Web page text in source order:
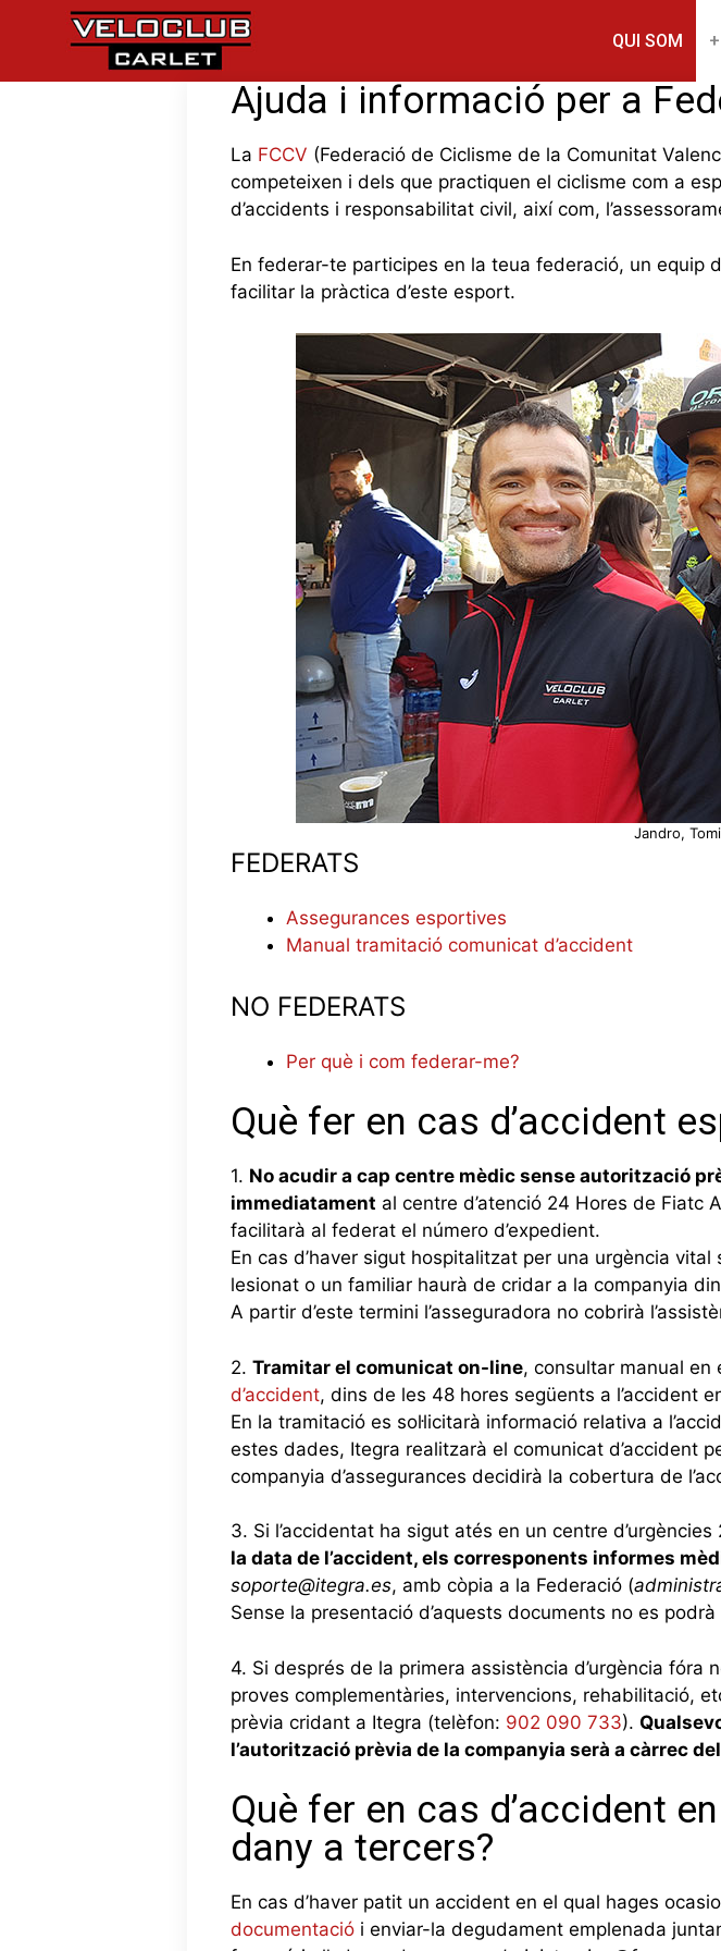
QUI SOM
Ajuda i informació per a
La FCCV (Federació de Ciclisme de la Comunitat
competeixen i dels que practiquen el ciclisme com a
d’accidents i responsabilitat civil, així com,
En federar-te participes en la teua federació, un
facilitar la pràctica d’este esport.
Jandro,
FEDERATS
Assegurances esportives
Manual tramitació comunicat d’accident
NO FEDERATS
Per què i com federar-me?
Què fer en cas d’accident
1. No acudir a cap centre mèdic sense autorització
immediatament al centre d’atenció 24 Hores de Fiatc
facilitarà al federat el número d’expedient.
En cas d’haver sigut hospitalitzat per una urgència
lesionat o un familiar haurà de cridar a la companyia
A partir d’este termini l’asseguradora no cobrirà
2. Tramitar el comunicat on-line, consultar manual en
d’accident, dins de les 48 hores següents a l’accident
En la tramitació es sol·licitarà informació relativa a
estes dades, Itegra realitzarà el comunicat d’accident
companyia d’assegurances decidirà la cobertura de
3. Si l’accidentat ha sigut atés en un centre
la data de l’accident, els corresponents informes
soporte@itegra.es, amb còpia a la Federació (
Sense la presentació d’aquests documents no es
4. Si després de la primera assistència d’urgència
proves complementàries, intervencions, rehabilitació,
prèvia cridant a Itegra (telèfon: 902 090 733).
l’autorització prèvia de la companyia serà a càrrec
Què fer en cas d’accident
dany a tercers?
En cas d’haver patit un accident en el qual hages
documentació i enviar-la degudament emplenada